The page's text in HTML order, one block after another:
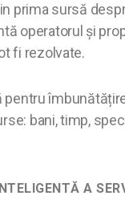
prima sursă
operatorul și
fi rezolvate.
pentru
bani, timp,
A